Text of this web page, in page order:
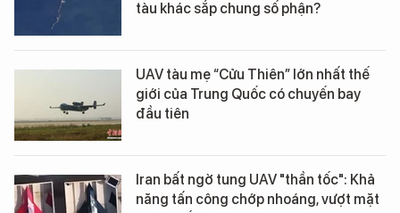
tàu khác sắp chung số phận?
UAV tàu mẹ “Cửu Thiên” lớn nhất thế
giới của Trung Quốc có chuyến bay
đầu tiên
Iran bất ngờ tung UAV "thần tốc": Khả
năng tấn công chớp nhoáng, vượt mặt